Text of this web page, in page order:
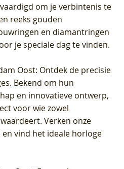
om je verbintenis te
reeks gouden
en diamantringen
je speciale dag te vinden.
Oost: Ontdek de precisie
Bekend om hun
en innovatieve ontwerp,
voor wie zowel
Verken onze
vind het ideale horloge